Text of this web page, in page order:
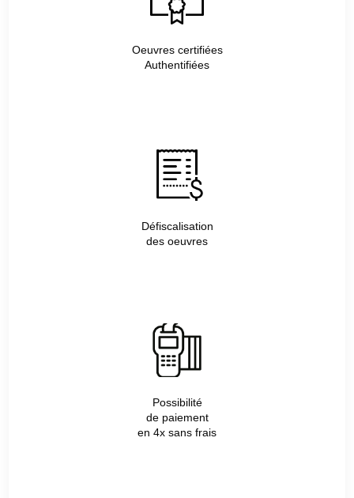
Oeuvres certifiées
Authentifiées
Défiscalisation
des oeuvres
Possibilité
de paiement
en 4x sans frais